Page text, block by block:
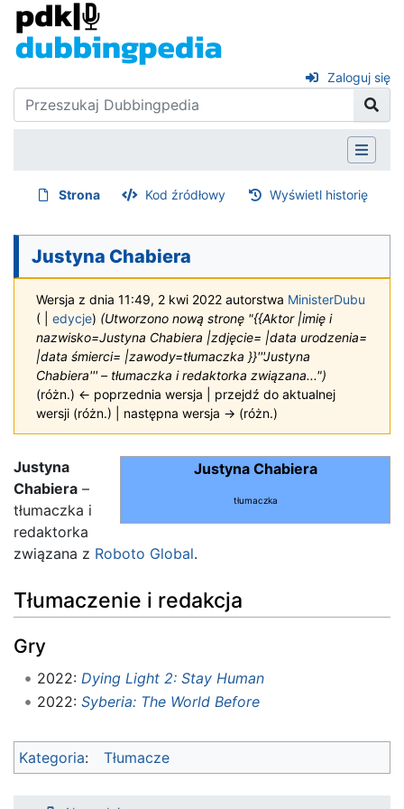
Zaloguj się
Strona Kod źródłowy Wyświetl historię
Justyna Chabiera
Wersja z dnia 11:49, 2 kwi 2022 autorstwa MinisterDubu
(
edycje) (Utworzono nową stronę "{{Aktor |imię i
nazwisko=Justyna Chabiera |zdjęcie= |data urodzenia=
|data śmierci= |zawody=tłumaczka }}'''Justyna
Chabiera''' – tłumaczka i redaktorka związana...")
(różn.) ← poprzednia wersja | przejdź do aktualnej
wersji (różn.) | następna wersja → (różn.)
Justyna Chabiera
tłumaczka
Justyna
Chabiera –
tłumaczka i
redaktorka
związana z Roboto Global.
Tłumaczenie i redakcja
Gry
2022: Dying Light 2: Stay Human
2022: Syberia: The World Before
Kategoria: Tłumacze